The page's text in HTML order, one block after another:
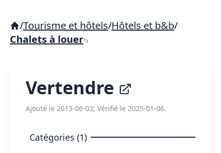
/Tourisme et hôtels/Hôtels et b&b/
Chalets à louer
Vertendre
Ajouté le 2013-06-03; Vérifié le 2025-01-06.
Catégories (1)